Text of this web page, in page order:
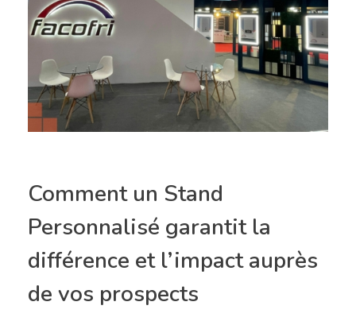
Comment un Stand
Personnalisé garantit la
différence et l’impact auprès
de vos prospects